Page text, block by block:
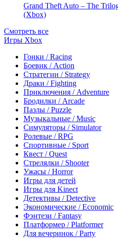
Grand Theft Auto – The
(Xbox)
Смотреть все
Игры Xbox
Гонки / Racing
Боевик / Action
Стратегии / Strategy
Драки / Fighting
Приключения / Adventure
Бродилки / Arcade
Пазлы / Puzzle
Музыкальные / Music
Симуляторы / Simulator
Ролевые / RPG
Спортивные / Sport
Квест / Quest
Стрелялки / Shooter
Ужасы / Horror
Игры для детей
Игры для Kinect
Детективы / Detective
Экономические / Economic
Фэнтези / Fantasy
Платформер / Platformer
Для вечеринок / Party